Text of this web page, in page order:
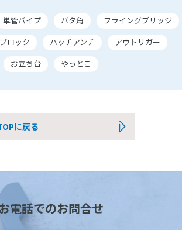
単管パイプ バタ角
フライングブリッジ
ロック ハッチアンチ
アウトリガー
お立ち台
やっとこ
に戻る
電話でのお問合せ